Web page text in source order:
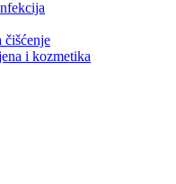
čišćenje
i kozmetika